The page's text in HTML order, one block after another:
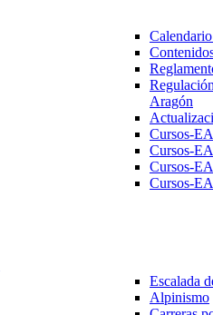
Aragón
Cursos-
Cursos-
Cursos-
Cursos-
Escalada
Alpinismo